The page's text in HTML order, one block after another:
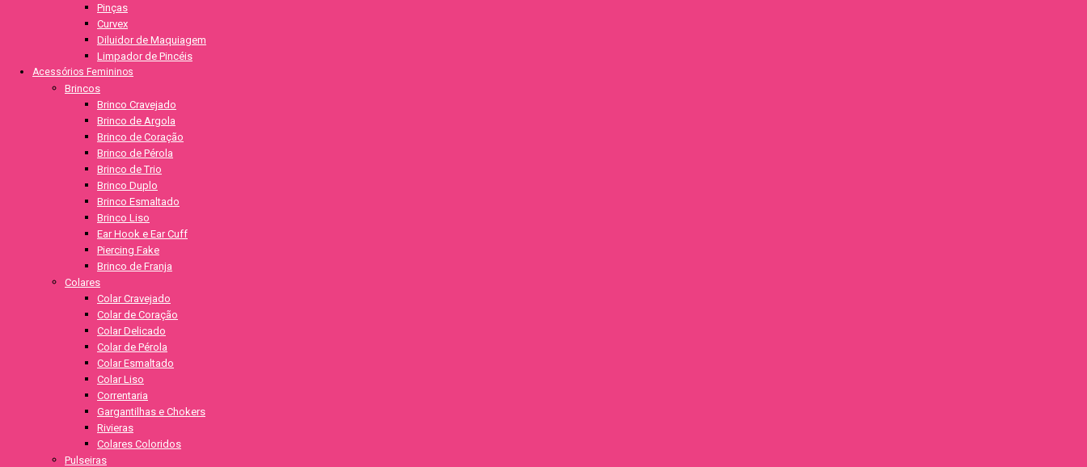
Pinças
Curvex
Diluidor de Maquiagem
Limpador de Pincéis
Acessórios Femininos
Brincos
Brinco Cravejado
Brinco de Argola
Brinco de Coração
Brinco de Pérola
Brinco de Trio
Brinco Duplo
Brinco Esmaltado
Brinco Liso
Ear Hook e Ear Cuff
Piercing Fake
Brinco de Franja
Colares
Colar Cravejado
Colar de Coração
Colar Delicado
Colar de Pérola
Colar Esmaltado
Colar Liso
Correntaria
Gargantilhas e Chokers
Rivieras
Colares Coloridos
Pulseiras